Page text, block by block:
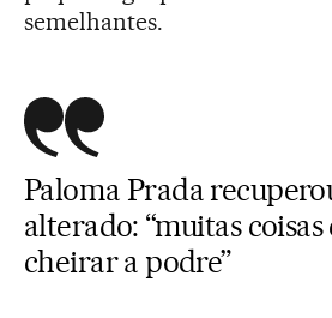
semelhantes.
Paloma Prada
alterado: “muitas
cheirar a podre”